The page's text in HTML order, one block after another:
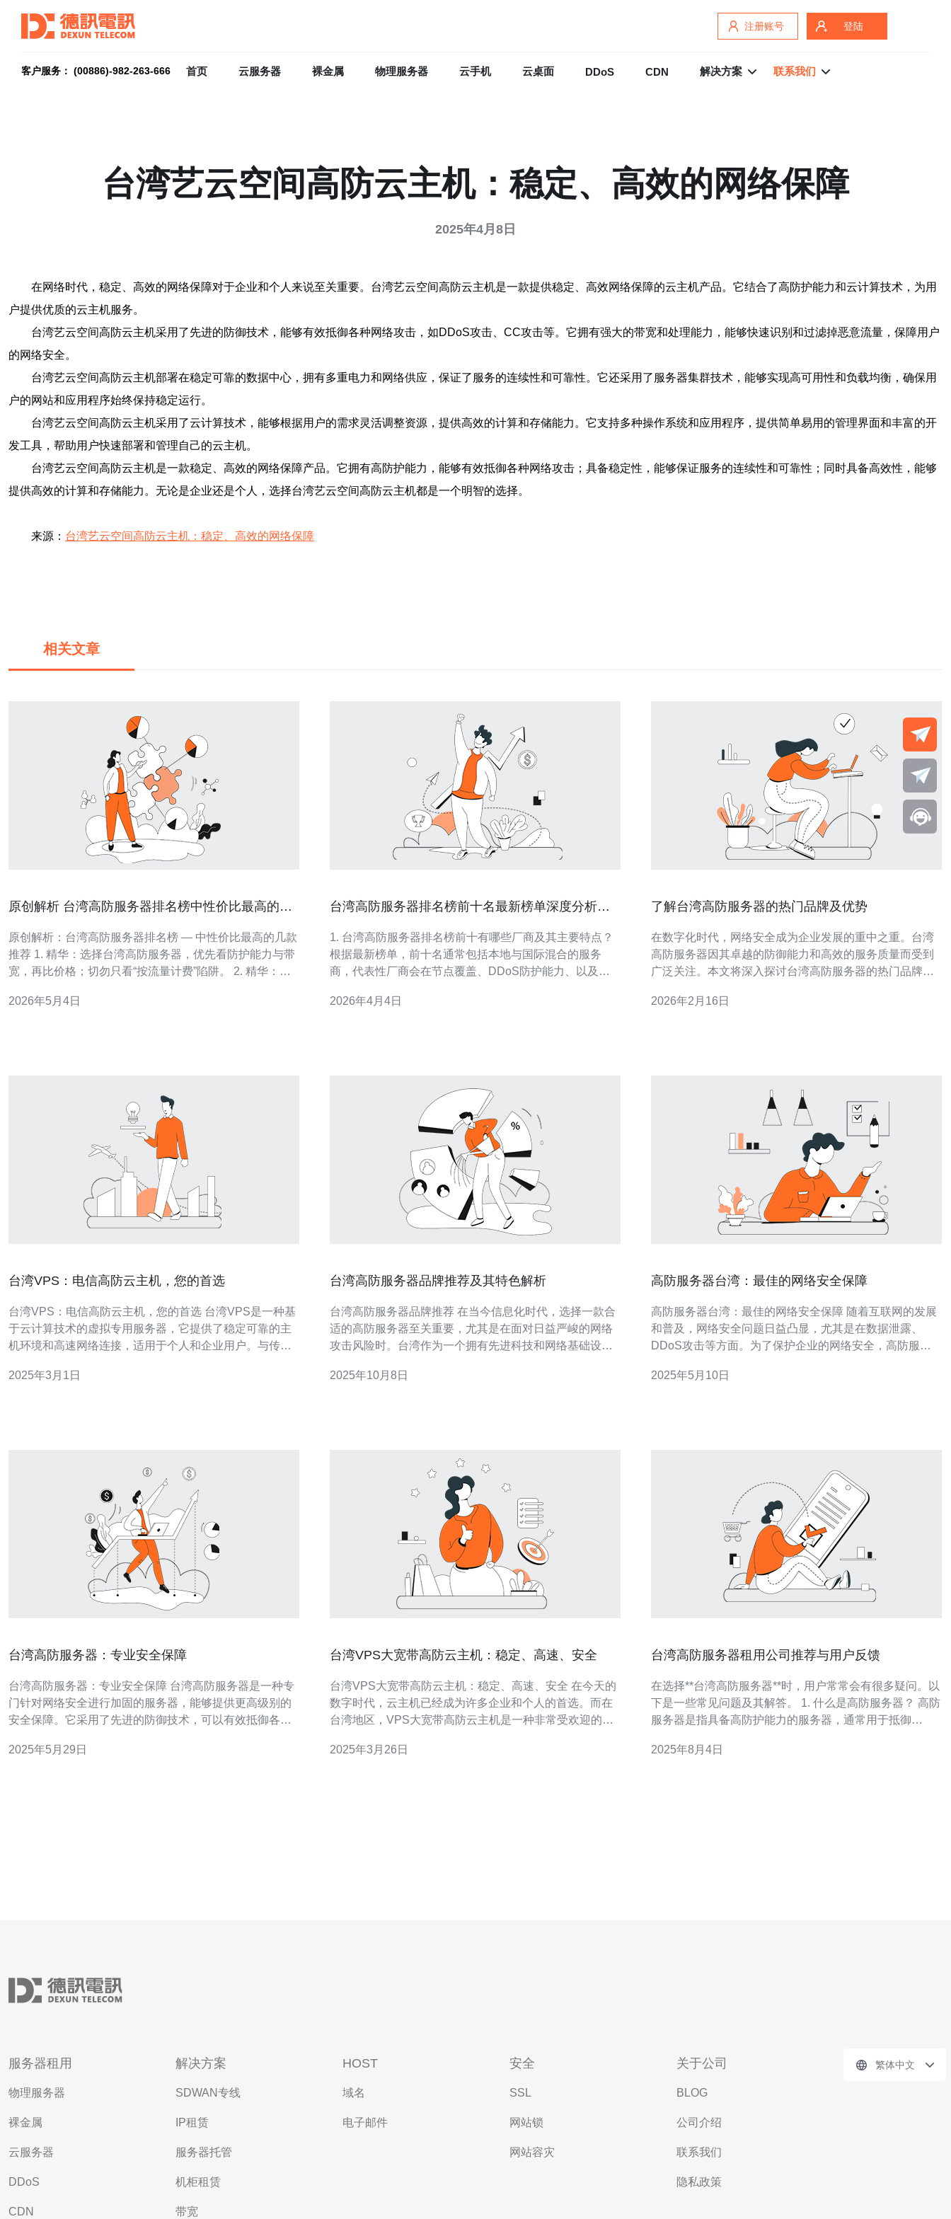
注册账号 登陆
客户服务： (00886)-982-263-666 首页 云服务器 裸金属 物理服务器 云手机 云桌面 DDoS CDN 解决方案 联系我们
台湾艺云空间高防云主机：稳定、高效的网络保障
2025年4月8日
在网络时代，稳定、高效的网络保障对于企业和个人来说至关重要。台湾艺云空间高防云主机是一款提供稳定、高效网络保障的云主机产品。它结合了高防护能力和云计算技术，为用
户提供优质的云主机服务。
台湾艺云空间高防云主机采用了先进的防御技术，能够有效抵御各种网络攻击，如DDoS攻击、CC攻击等。它拥有强大的带宽和处理能力，能够快速识别和过滤掉恶意流量，保障用户
的网络安全。
台湾艺云空间高防云主机部署在稳定可靠的数据中心，拥有多重电力和网络供应，保证了服务的连续性和可靠性。它还采用了服务器集群技术，能够实现高可用性和负载均衡，确保用
户的网站和应用程序始终保持稳定运行。
台湾艺云空间高防云主机采用了云计算技术，能够根据用户的需求灵活调整资源，提供高效的计算和存储能力。它支持多种操作系统和应用程序，提供简单易用的管理界面和丰富的开
发工具，帮助用户快速部署和管理自己的云主机。
台湾艺云空间高防云主机是一款稳定、高效的网络保障产品。它拥有高防护能力，能够有效抵御各种网络攻击；具备稳定性，能够保证服务的连续性和可靠性；同时具备高效性，能够
提供高效的计算和存储能力。无论是企业还是个人，选择台湾艺云空间高防云主机都是一个明智的选择。
来源： 台湾艺云空间高防云主机：稳定、高效的网络保障
相关文章
原创解析 台湾高防服务器排名榜中性价比最高的几
原创解析：台湾高防服务器排名榜 — 中性价比最高的几款
推荐 1. 精华：选择台湾高防服务器，优先看防护能力与带
宽，再比价格；切勿只看“按流量计费”陷阱。 2. 精华：本
顾性价比与可扩展性，透明说明测评方式。 3. 精华：推荐
2026年5月4日
台湾高防服务器排名榜前十名最新榜单深度分析解
1. 台湾高防服务器排名榜前十有哪些厂商及其主要特点？
根据最新榜单，前十名通常包括本地与国际混合的服务
商，代表性厂商会在节点覆盖、DDoS防护能力、以及带
层清洗为主、二线厂商在性价比和本地化服务上占优、三
2026年4月4日
了解台湾高防服务器的热门品牌及优势
在数字化时代，网络安全成为企业发展的重中之重。台湾
高防服务器因其卓越的防御能力和高效的服务质量而受到
广泛关注。本文将深入探讨台湾高防服务器的热门品牌及
策。 台湾高防服务器有哪些热门品牌？ 台湾市场上有许多
2026年2月16日
台湾VPS：电信高防云主机，您的首选
台湾VPS：电信高防云主机，您的首选 台湾VPS是一种基
于云计算技术的虚拟专用服务器，它提供了稳定可靠的主
机环境和高速网络连接，适用于个人和企业用户。与传统
性和安全性。 首先，台湾VPS提供电信级高防护，能有效
2025年3月1日
台湾高防服务器品牌推荐及其特色解析
台湾高防服务器品牌推荐 在当今信息化时代，选择一款合
适的高防服务器至关重要，尤其是在面对日益严峻的网络
攻击风险时。台湾作为一个拥有先进科技和网络基础设施
推荐几款台湾的高防服务器，并解析它们的特色，助您做
2025年10月8日
高防服务器台湾：最佳的网络安全保障
高防服务器台湾：最佳的网络安全保障 随着互联网的发展
和普及，网络安全问题日益凸显，尤其是在数据泄露、
DDoS攻击等方面。为了保护企业的网络安全，高防服务
台湾的高防服务器备受推崇，因其稳定性和高效性而备受
2025年5月10日
台湾高防服务器：专业安全保障
台湾高防服务器：专业安全保障 台湾高防服务器是一种专
门针对网络安全进行加固的服务器，能够提供更高级别的
安全保障。它采用了先进的防御技术，可以有效抵御各种
下优势： 1.强大的防御能力：台湾高防服务器采用了先进
2025年5月29日
台湾VPS大宽带高防云主机：稳定、高速、安全
台湾VPS大宽带高防云主机：稳定、高速、安全 在今天的
数字时代，云主机已经成为许多企业和个人的首选。而在
台湾地区，VPS大宽带高防云主机是一种非常受欢迎的选
其稳定性、高速性和安全性。 台湾VPS大宽带高防云主机
2025年3月26日
台湾高防服务器租用公司推荐与用户反馈
在选择**台湾高防服务器**时，用户常常会有很多疑问。以
下是一些常见问题及其解答。 1. 什么是高防服务器？ 高防
服务器是指具备高防护能力的服务器，通常用于抵御
恶意流量，保障网站的稳定运行。 2. 台湾有哪些值得推荐
2025年8月4日
服务器租用
物理服务器
裸金属
云服务器
DDoS
CDN
解决方案
SDWAN专线
IP租赁
服务器托管
机柜租赁
带宽
HOST
域名
电子邮件
安全
SSL
网站锁
网站容灾
关于公司
BLOG
公司介绍
联系我们
隐私政策
繁体中文